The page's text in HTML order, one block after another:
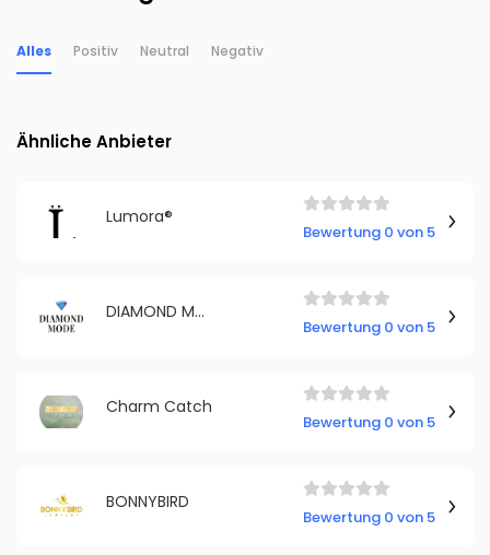
Alles Positiv Neutral Negativ
Ähnliche Anbieter
Lumora®
Bewertung 0 von 5
DIAMOND MODE
Bewertung 0 von 5
Charm Catch
Bewertung 0 von 5
BONNYBIRD
Bewertung 0 von 5